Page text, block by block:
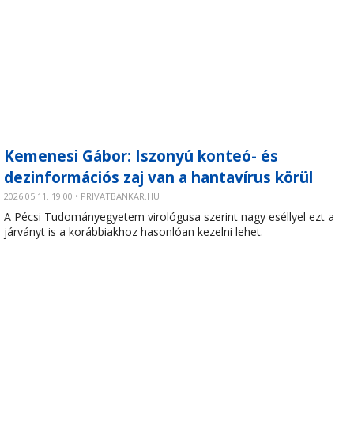
Kemenesi Gábor: Iszonyú konteó- és
dezinformációs zaj van a hantavírus körül
2026.05.11. 19:00 • PRIVATBANKAR.HU
A Pécsi Tudományegyetem virológusa szerint nagy eséllyel ezt a
járványt is a korábbiakhoz hasonlóan kezelni lehet.